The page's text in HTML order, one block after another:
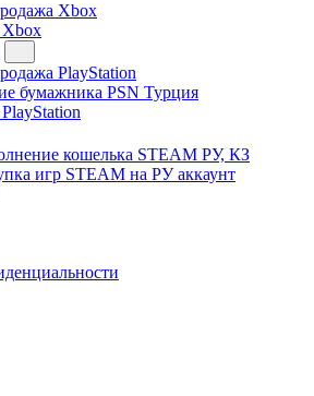
Xbox
PlayStation
бумажника PSN Турция
кошелька STEAM РУ, КЗ
игр STEAM на РУ аккаунт